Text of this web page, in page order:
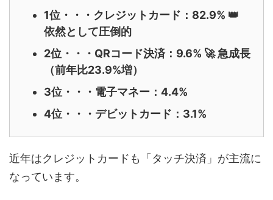
1位・・・クレジットカード：82.9% 👑
依然として圧倒的
2位・・・QRコード決済：9.6% 🚀 急成長
（前年比23.9%増）
3位・・・電子マネー：4.4%
4位・・・デビットカード：3.1%
近年はクレジットカードも「タッチ決済」が主流に
なっています。